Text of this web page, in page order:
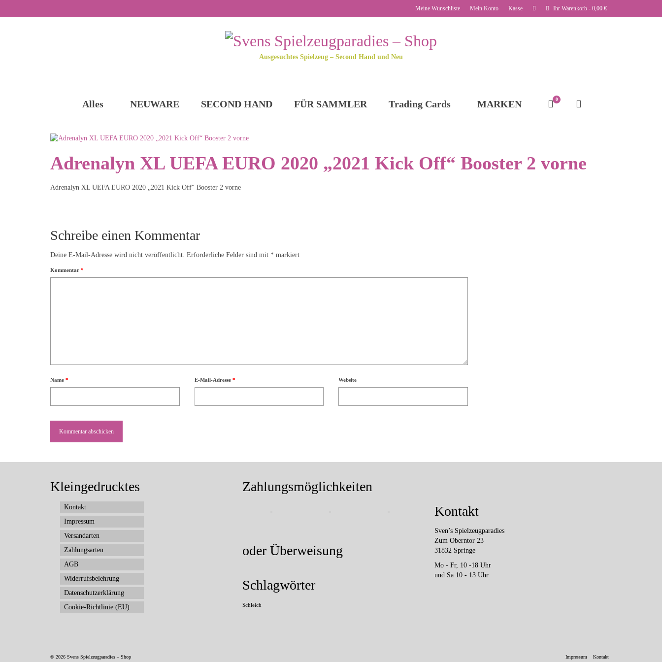
Meine Wunschliste Mein Konto Kasse Ihr Warenkorb - 0,00 €
Ausgesuchtes Spielzeug – Second Hand und Neu
Alles NEUWARE SECOND HAND FÜR SAMMLER Trading Cards MARKEN 0
Adrenalyn XL UEFA EURO 2020 „2021 Kick Off“ Booster 2 vorne
Adrenalyn XL UEFA EURO 2020 „2021 Kick Off“ Booster 2 vorne
Schreibe einen Kommentar
Deine E-Mail-Adresse wird nicht veröffentlicht. Erforderliche Felder sind mit * markiert
Kommentar *
Name * E-Mail-Adresse * Website
Kleingedrucktes
Kontakt
Impressum
Versandarten
Zahlungsarten
AGB
Widerrufsbelehrung
Datenschutzerklärung
Cookie-Richtlinie (EU)
Zahlungsmöglichkeiten
oder Überweisung
Schlagwörter
Schleich
Kontakt
Sven’s Spielzeugparadies
Zum Oberntor 23
31832 Springe
Mo - Fr, 10 -18 Uhr
und Sa 10 - 13 Uhr
Impressum Kontakt
© 2026 Svens Spielzeugparadies – Shop